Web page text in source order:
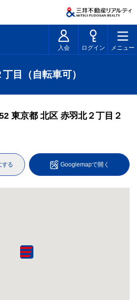
入会 ログイン メニュー
目（自転車可）
東京都 北区 赤羽北２丁目２
する Googlemapで開く